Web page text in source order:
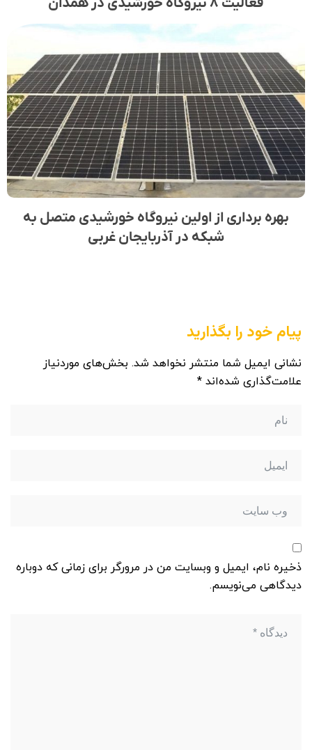
فعالیت ۸ نیروگاه خورشیدی در همدان
بهره برداری از اولین نیروگاه خورشیدی متصل به
شبکه در آذربایجان غربی
پیام خود را بگذارید
نشانی ایمیل شما منتشر نخواهد شد. بخش‌های موردنیاز
علامت‌گذاری شده‌اند *
ذخیره نام، ایمیل و وبسایت من در مرورگر برای زمانی که دوباره
دیدگاهی می‌نویسم.